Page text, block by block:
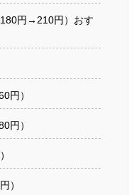
円→210円）おす
円）
円）
）